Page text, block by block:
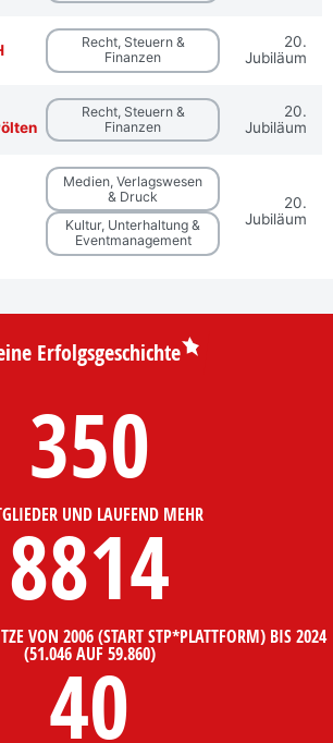
Recht, Steuern &
Finanzen
20.
Jubiläum
Recht, Steuern &
Finanzen
20.
Jubiläum
Medien, Verlagswesen
& Druck
Kultur, Unterhaltung &
Eventmanagement
20.
Jubiläum
Erfolgsgeschichte
350
UND LAUFEND MEHR
8814
VON 2006 (START STP*PLATTFORM) BIS 2024
(51.046 AUF 59.860)
40